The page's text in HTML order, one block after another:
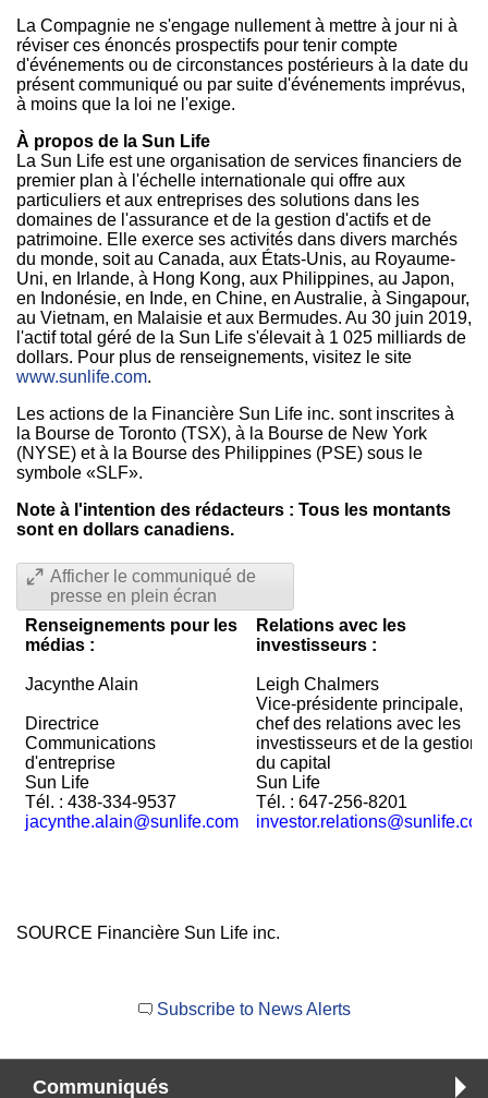
La Compagnie ne s'engage nullement à mettre à jour ni à
réviser ces énoncés prospectifs pour tenir compte
d'événements ou de circonstances postérieurs à la date du
présent communiqué ou par suite d'événements imprévus,
à moins que la loi ne l'exige.
À propos de la Sun Life
La Sun Life est une organisation de services financiers de
premier plan à l'échelle internationale qui offre aux
particuliers et aux entreprises des solutions dans les
domaines de l'assurance et de la gestion d'actifs et de
patrimoine. Elle exerce ses activités dans divers marchés
du monde, soit au Canada, aux États-Unis, au Royaume-
Uni, en Irlande, à Hong Kong, aux Philippines, au Japon,
en Indonésie, en Inde, en Chine, en Australie, à Singapour,
au Vietnam, en Malaisie et aux Bermudes. Au 30 juin 2019,
l'actif total géré de la Sun Life s'élevait à 1 025 milliards de
dollars. Pour plus de renseignements, visitez le site
www.sunlife.com.
Les actions de la Financière Sun Life inc. sont inscrites à
la Bourse de Toronto (TSX), à la Bourse de New York
(NYSE) et à la Bourse des Philippines (PSE) sous le
symbole «SLF».
Note à l'intention des rédacteurs : Tous les montants
sont en dollars canadiens.
Afficher le communiqué de
presse en plein écran
Renseignements pour les
médias :
Relations avec les
investisseurs :
Jacynthe Alain Leigh Chalmers
Directrice
Vice-présidente principale,
chef des relations avec les
Communications
d'entreprise
investisseurs et de la gestion
du capital
Sun Life
Sun Life
Tél. : 438-334-9537
Tél. : 647-256-8201
jacynthe.alain@sunlife.com
SOURCE Financière Sun Life inc.
Subscribe to News Alerts
Communiqués